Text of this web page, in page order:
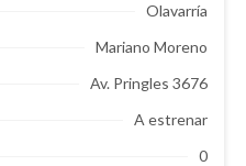
Olavarría
Mariano Moreno
Av. Pringles 3676
A estrenar
0